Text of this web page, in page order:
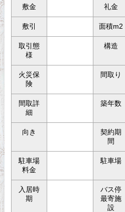
敷金 礼金
敷引 面積m2
取引態
様
構造
火災保
険
間取り
間取詳
細
築年数
向き
契約期
間
駐車場
料金
駐車場
入居時
期
バス停
最寄施
設